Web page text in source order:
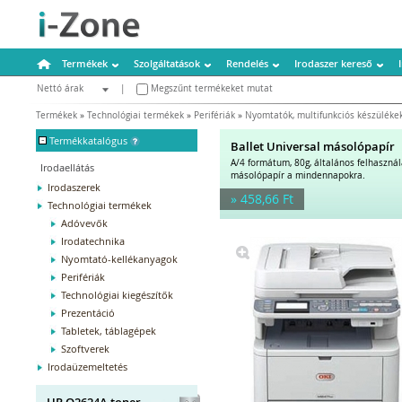
Termékek Szolgáltatások Rendelés Irodaszer kereső
Nettó árak
Megszűnt termékeket mutat
Termékek » Technológiai termékek » Perifériák » Nyomtatók, multifunkciós
- Termékkatalógus
Irodaellátás
Irodaszerek
Technológiai termékek
Adóvevők
Irodatechnika
Nyomtató-kellékanyagok
Perifériák
Technológiai kiegészítők
Prezentáció
Tabletek, táblagépek
Szoftverek
Irodaüzemeltetés
Ballet Universal másolópapír
A/4 formátum, 80g, általános
másolópapír a mindennapokra.
» 458,66 Ft